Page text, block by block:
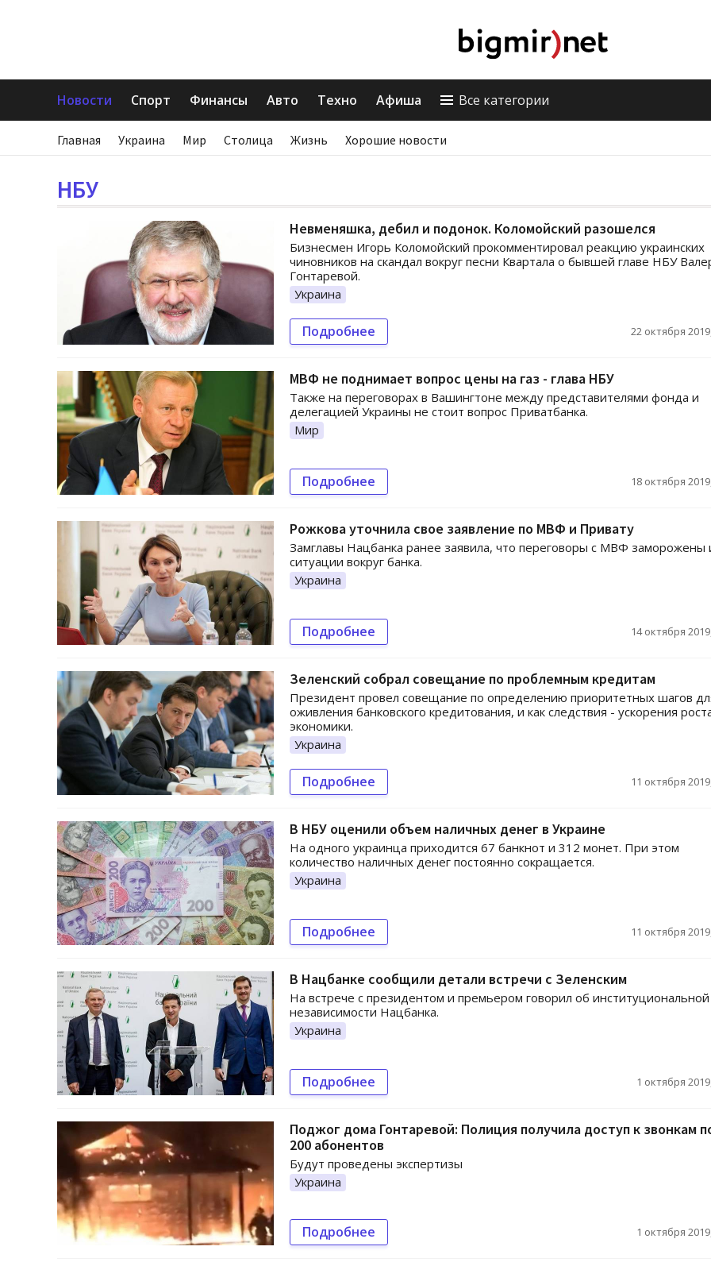
Новости Спорт Финансы Авто Техно Афиша Все категории
Главная Украина Мир Столица Жизнь Хорошие новости
НБУ
Невменяшка, дебил и подонок. Коломойский разошелся
Бизнесмен Игорь Коломойский прокомментировал реакцию украинских
чиновников на скандал вокруг песни Квартала о бывшей главе НБУ
Гонтаревой.
Украина
Подробнее 22 октября
МВФ не поднимает вопрос цены на газ - глава НБУ
Также на переговорах в Вашингтоне между представителями фонда и
делегацией Украины не стоит вопрос Приватбанка.
Мир
Подробнее 18 октября
Рожкова уточнила свое заявление по МВФ и Привату
Замглавы Нацбанка ранее заявила, что переговоры с МВФ заморожены
ситуации вокруг банка.
Украина
Подробнее 14 октября
Зеленский собрал совещание по проблемным кредитам
Президент провел совещание по определению приоритетных шагов
оживления банковского кредитования, и как следствия - ускорения
экономики.
Украина
Подробнее 11 октября
В НБУ оценили объем наличных денег в Украине
На одного украинца приходится 67 банкнот и 312 монет. При этом
количество наличных денег постоянно сокращается.
Украина
Подробнее 11 октября
В Нацбанке сообщили детали встречи с Зеленским
На встрече с президентом и премьером говорил об институциональной
независимости Нацбанка.
Украина
Подробнее 1 октября
Поджог дома Гонтаревой: Полиция получила доступ к звонкам
200 абонентов
Будут проведены экспертизы
Украина
Подробнее 1 октября